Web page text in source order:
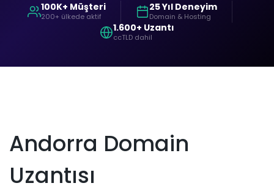
100K+ Müşteri
200+ ülkede aktif
25 Yıl Deneyim
Domain & Hosting
1.600+ Uzantı
ccTLD dahil
Andorra Domain
Uzantısı